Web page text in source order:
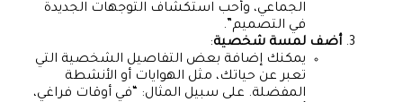
الجماعي، وأحب استكشاف التوجهات الجديدة
في التصميم”.
أضف لمسة شخصية:
يمكنك إضافة بعض التفاصيل الشخصية التي
تعبر عن حياتك، مثل الهوايات أو الأنشطة
المفضلة. على سبيل المثال: “في أوقات فراغي،